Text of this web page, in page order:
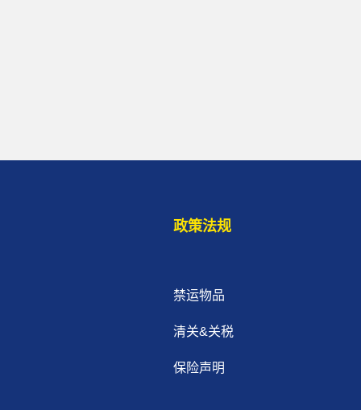
政策法规
禁运物品
清关&关税
保险声明